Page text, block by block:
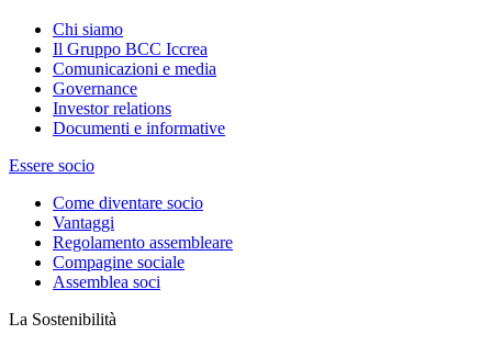
Chi siamo
Il Gruppo BCC Iccrea
Comunicazioni e media
Governance
Investor relations
Documenti e informative
Essere socio
Come diventare socio
Vantaggi
Regolamento assembleare
Compagine sociale
Assemblea soci
La Sostenibilità